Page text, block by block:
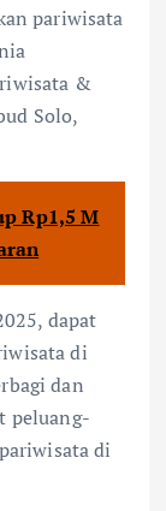
pariwisata
&
Solo,
Rp1,5 M
dapat
di
dan
peluang-
di